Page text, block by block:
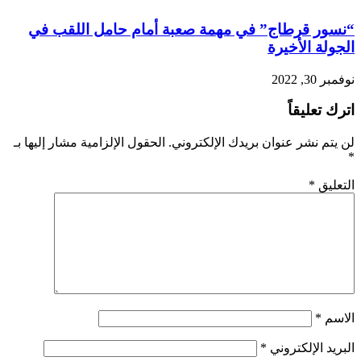
“نسور قرطاج” في مهمة صعبة أمام حامل اللقب في
الجولة الأخيرة
نوفمبر 30, 2022
اترك تعليقاً
لن يتم نشر عنوان بريدك الإلكتروني. الحقول الإلزامية مشار إليها بـ
*
التعليق *
الاسم *
البريد الإلكتروني *